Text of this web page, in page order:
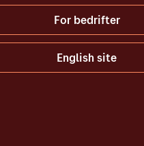
For bedrifter
English site